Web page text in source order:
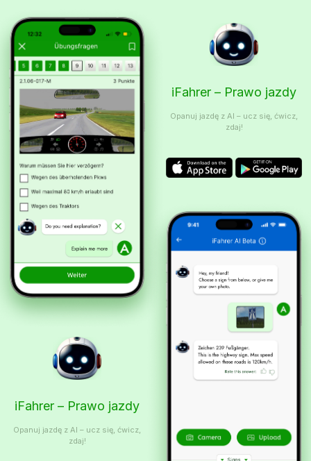
iFahrer – Prawo jazdy
Opanuj jazdę z AI – ucz się, ćwicz,
zdaj!
iFahrer – Prawo jazdy
Opanuj jazdę z AI – ucz się, ćwicz,
zdaj!